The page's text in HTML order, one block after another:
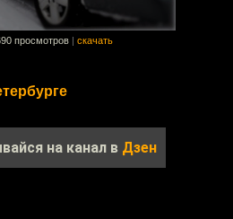
просмотров скачать
на канал в Дзен